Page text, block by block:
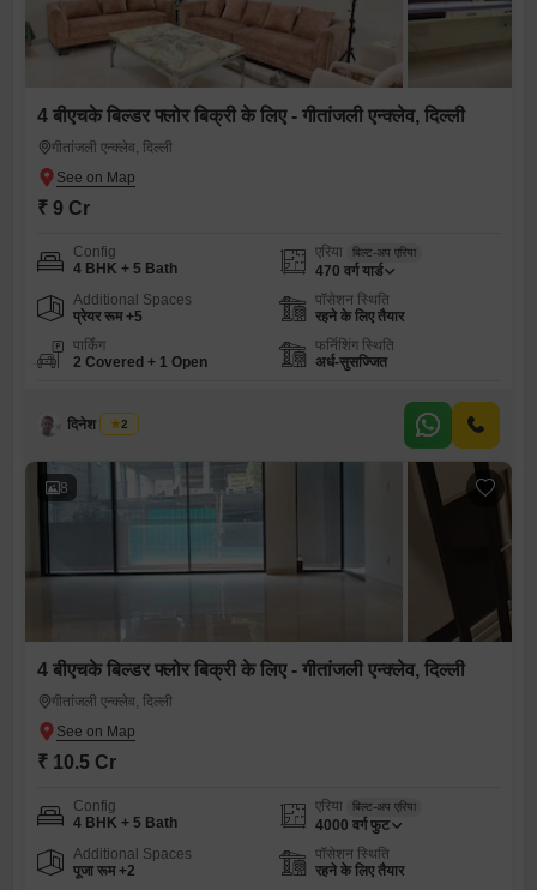
4 बीएचके बिल्डर फ्लोर बिक्री के लिए - गीतांजली एन्क्लेव, दिल्ली
गीतांजली एन्क्लेव, दिल्ली
₹ 9 Cr
Config
4 BHK + 5 Bath
एरिया बिल्ट-अप एरिया
470 वर्ग यार्ड
Additional Spaces
प्रेयर रूम +5
पॉसेशन स्थिति
रहने के लिए तैयार
पार्किंग
2 Covered + 1 Open
फर्निशिंग स्थिति
अर्ध-सुसज्जित
दिनेश जगवानी
2
8
4 बीएचके बिल्डर फ्लोर बिक्री के लिए - गीतांजली एन्क्लेव, दिल्ली
गीतांजली एन्क्लेव, दिल्ली
₹ 10.5 Cr
Config
4 BHK + 5 Bath
एरिया बिल्ट-अप एरिया
4000 वर्ग फुट
Additional Spaces
पूजा रूम +2
पॉसेशन स्थिति
रहने के लिए तैयार